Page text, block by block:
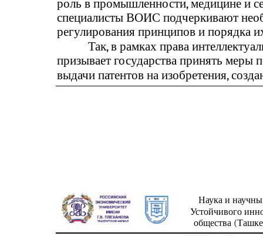
роль в промышленности, медицине и
специалисты ВОИС подчеркивают
регулирования принципов и порядка
Так, в рамках права
призывает государства принять
выдачи патентов на изобретения,
Наука и
Устойчивого
общества